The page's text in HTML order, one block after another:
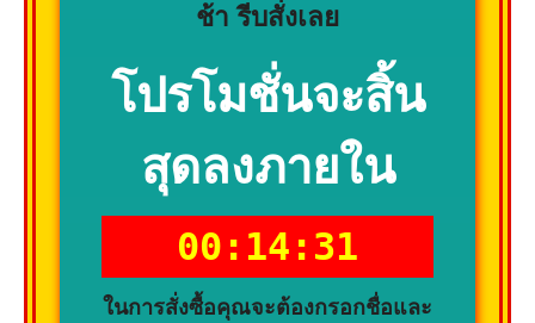
ช้า รีบสั่งเลย
โปรโมชั่นจะสิ้น
สุดลงภายใน
00:14:29
ในการสั่งซื้อคุณจะต้องกรอกชื่อและ